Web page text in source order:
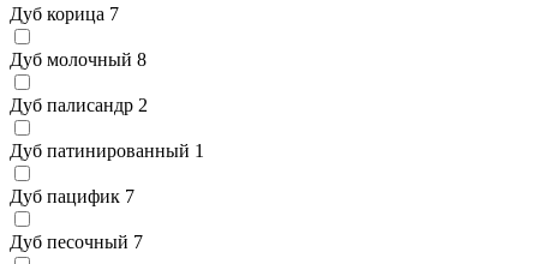
Дуб корица 7
Дуб молочный 8
Дуб палисандр 2
Дуб патинированный 1
Дуб пацифик 7
Дуб песочный 7